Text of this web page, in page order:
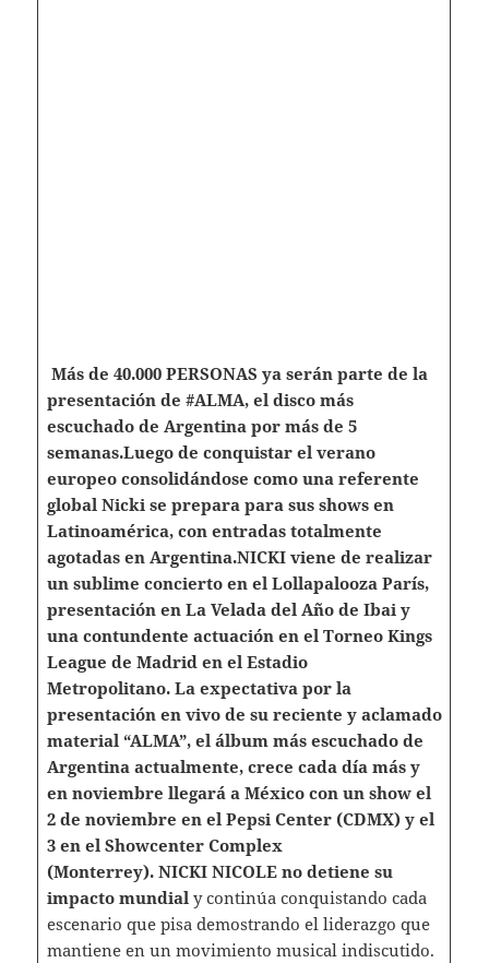
Más de 40.000 PERSONAS ya serán parte de la
presentación de #ALMA, el disco más
escuchado de Argentina por más de 5
semanas.Luego de conquistar el verano
europeo consolidándose como una referente
global Nicki se prepara para sus shows en
Latinoamérica, con entradas totalmente
agotadas en Argentina.NICKI viene de realizar
un sublime concierto en el Lollapalooza París,
presentación en La Velada del Año de Ibai y
una contundente actuación en el Torneo Kings
League de Madrid en el Estadio
Metropolitano. La expectativa por la
presentación en vivo de su reciente y aclamado
material “ALMA”, el álbum más escuchado de
Argentina actualmente, crece cada día más y
en noviembre llegará a México con un show el
2 de noviembre en el Pepsi Center (CDMX) y el
3 en el Showcenter Complex
(Monterrey). NICKI NICOLE no detiene su
impacto mundialy continúa conquistando cada
escenario que pisa demostrando el liderazgo que
mantiene en un movimiento musical indiscutido.